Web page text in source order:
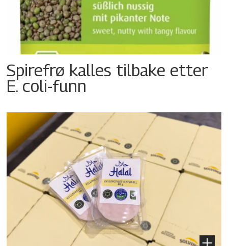
Spirefrø kalles tilbake etter
E. coli-funn